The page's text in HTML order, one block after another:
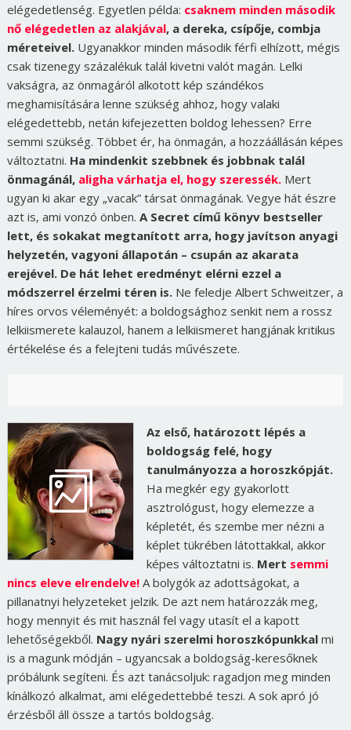
elégedetlenség. Egyetlen példa: csaknem minden második
nő elégedetlen az alakjával, a dereka, csípője, combja
méreteivel.Ugyanakkor minden második férfi elhízott, mégis
csak tizenegy százalékuk talál kivetni valót magán. Lelki
vakságra, az önmagáról alkotott kép szándékos
meghamisítására lenne szükség ahhoz, hogy valaki
elégedettebb, netán kifejezetten boldog lehessen? Erre
semmi szükség. Többet ér, ha önmagán, a hozzáállásán képes
változtatni. Ha mindenkit szebbnek és jobbnak talál
önmagánál, aligha várhatja el, hogy szeressék.Mert
ugyan ki akar egy „vacak” társat önmagának. Vegye hát észre
azt is, ami vonzó önben. A Secret című könyv bestseller
lett, és sokakat megtanított arra, hogy javítson anyagi
helyzetén, vagyoni állapotán – csupán az akarata
erejével. De hát lehet eredményt elérni ezzel a
módszerrel érzelmi téren is. Ne feledje Albert Schweitzer, a
híres orvos véleményét: a boldogsághoz senkit nem a rossz
lelkiismerete kalauzol, hanem a lelkiismeret hangjának kritikus
értékelése és a felejteni tudás művészete.
Az első, határozott lépés a
boldogság felé, hogy
tanulmányozza a horoszkópját.
Ha megkér egy gyakorlott
asztrológust, hogy elemezze a
képletét, és szembe mer nézni a
képlet tükrében látottakkal, akkor
képes változtatni is. Mert semmi
nincs eleve elrendelve!A bolygók az adottságokat, a
pillanatnyi helyzeteket jelzik. De azt nem határozzák meg,
hogy mennyit és mit használ fel vagy utasít el a kapott
lehetőségekből. Nagy nyári szerelmi horoszkópunkkalmi
is a magunk módján – ugyancsak a boldogság-keresőknek
próbálunk segíteni. És azt tanácsoljuk: ragadjon meg minden
kínálkozó alkalmat, ami elégedettebbé teszi. A sok apró jó
érzésből áll össze a tartós boldogság.